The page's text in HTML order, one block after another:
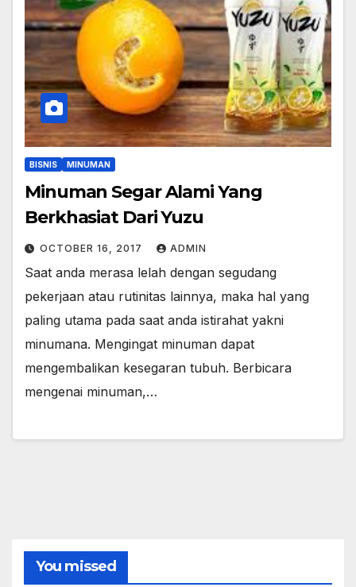
BISNIS MINUMAN
Minuman Segar Alami Yang
Berkhasiat Dari Yuzu
OCTOBER 16, 2017 ADMIN
Saat anda merasa lelah dengan segudang
pekerjaan atau rutinitas lainnya, maka hal yang
paling utama pada saat anda istirahat yakni
minumana. Mengingat minuman dapat
mengembalikan kesegaran tubuh. Berbicara
mengenai minuman,…
You missed